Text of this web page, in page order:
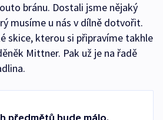
bránu. Dostali jsme nějaký
musíme u nás v dílně dotvořit.
skice, kterou si připravíme takhle
Mittner. Pak už je na řadě
předmětů bude málo.